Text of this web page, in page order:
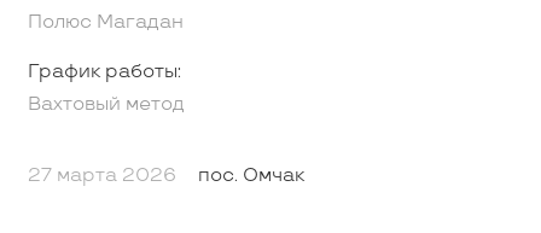
Полюс Магадан
График работы:
Вахтовый метод
27 марта 2026 пос. Омчак